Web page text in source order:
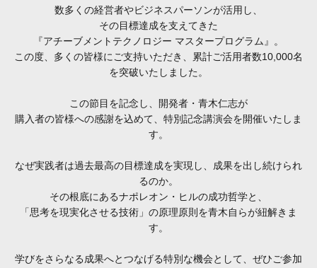
数多くの経営者やビジネスパーソンが活用し、
その目標達成を支えてきた
『アチーブメントテクノロジー マスタープログラム』。
この度、多くの皆様にご支持いただき、累計ご活用者数10,000名
を突破いたしました。
この節目を記念し、開発者・青木仁志が
購入者の皆様への感謝を込めて、特別記念講演会を開催いたしま
す。
なぜ実践者は過去最高の目標達成を実現し、成果を出し続けられ
るのか。
その根底にあるナポレオン・ヒルの成功哲学と、
「思考を現実化させる技術」の原理原則を青木自らが紐解きま
す。
学びをさらなる成果へとつなげる特別な機会として、ぜひご参加